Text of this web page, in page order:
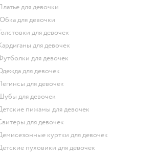
Платье для девочки
Юбка для девочки
Толстовки для девочек
Кардиганы для девочек
Футболки для девочек
Одежда для девочек
Легинсы для девочек
Шубы для девочек
Детские пижамы для девочек
Свитеры для девочек
Демисезонные куртки для девочек
Детские пуховики для девочек